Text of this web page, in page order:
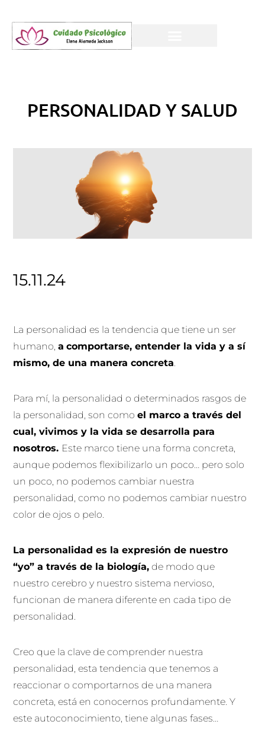
PERSONALIDAD Y SALUD
15.11.24
La personalidad es la tendencia que tiene un ser
humano,a comportarse, entender la vida y a sí
mismo, de una manera concreta.
Para mí, la personalidad o determinados rasgos de
la personalidad, son comoel marco a través del
cual, vivimos y la vida se desarrolla para
nosotros. Este marco tiene una forma concreta,
aunque podemos flexibilizarlo un poco… pero solo
un poco, no podemos cambiar nuestra
personalidad, como no podemos cambiar nuestro
color de ojos o pelo.
La personalidad es la expresión de nuestro
“yo” a través de la biología, de modo que
nuestro cerebro y nuestro sistema nervioso,
funcionan de manera diferente en cada tipo de
personalidad.
Creo que la clave de comprender nuestra
personalidad, esta tendencia que tenemos a
reaccionar o comportarnos de una manera
concreta, está en conocernos profundamente. Y
este autoconocimiento, tiene algunas fases…